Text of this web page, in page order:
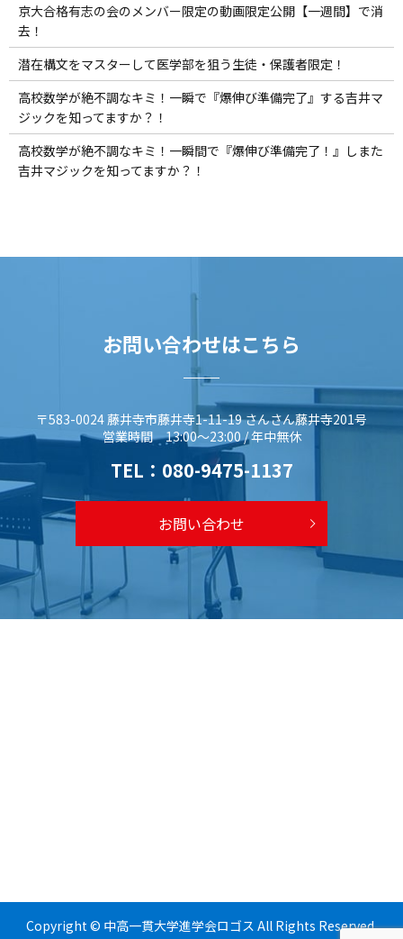
京大合格有志の会のメンバー限定の動画限定公開【一週間】で消
去！
潜在構文をマスターして医学部を狙う生徒・保護者限定！
高校数学が絶不調なキミ！一瞬で『爆伸び準備完了』する吉井マ
ジックを知ってますか？！
高校数学が絶不調なキミ！一瞬間で『爆伸び準備完了！』しまた
吉井マジックを知ってますか？！
お問い合わせはこちら
〒583-0024 藤井寺市藤井寺1-11-19 さんさん藤井寺201号
営業時間 13:00～23:00 / 年中無休
TEL： 080-9475-1137
お問い合わせ
Copyright © 中高一貫大学進学会ロゴス All Rights Reserved.